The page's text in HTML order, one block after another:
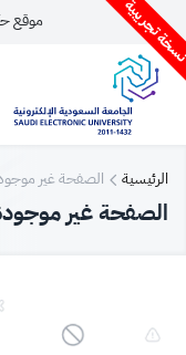
تجريبية موقع
الرئيسية الصفحة غير
الصفحة غير